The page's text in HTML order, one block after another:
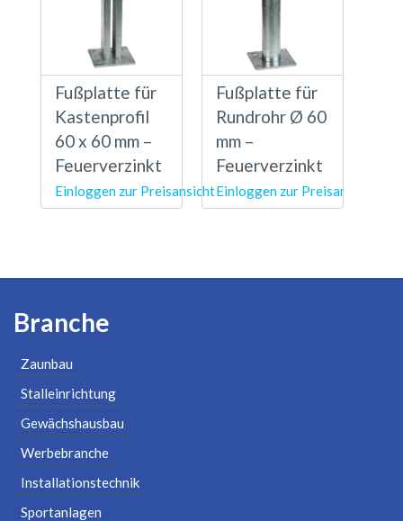
Fußplatte für
Kastenprofil
60 x 60 mm –
Feuerverzinkt
Einloggen zur Preisansicht
Fußplatte für
Rundrohr Ø 60
mm –
Feuerverzinkt
Einloggen zur Preisansicht
Branche
Zaunbau
Stalleinrichtung
Gewächshausbau
Werbebranche
Installationstechnik
Sportanlagen